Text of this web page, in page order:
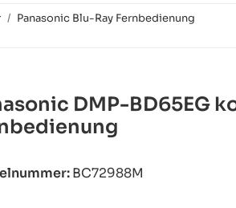
Panasonic Blu-Ray Fernbedienung
DMP-BD65EG
BC72988M